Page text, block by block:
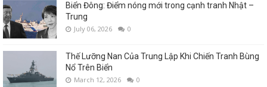
Biển Đông: Điểm nóng mới trong cạnh tranh Nhật –
Trung
July 06, 2026 0
Thế Lưỡng Nan Của Trung Lập Khi Chiến Tranh Bùng
Nổ Trên Biển
March 12, 2026 0